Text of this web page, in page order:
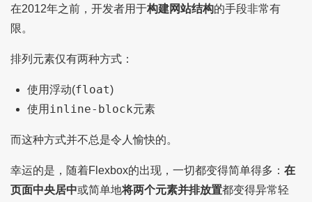
在2012年之前，开发者用于构建网站结构的手段非常有
限。
排列元素仅有两种方式：
使用浮动(float)
使用 inline-block元素
而这种方式并不总是令人愉快的。
幸运的是，随着Flexbox的出现，一切都变得简单得多： 在
页面中央居中或简单地将两个元素并排放置都变得异常轻